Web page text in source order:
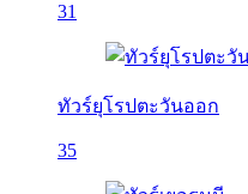
31
ทัวร์ยุโรปตะวันออก
35